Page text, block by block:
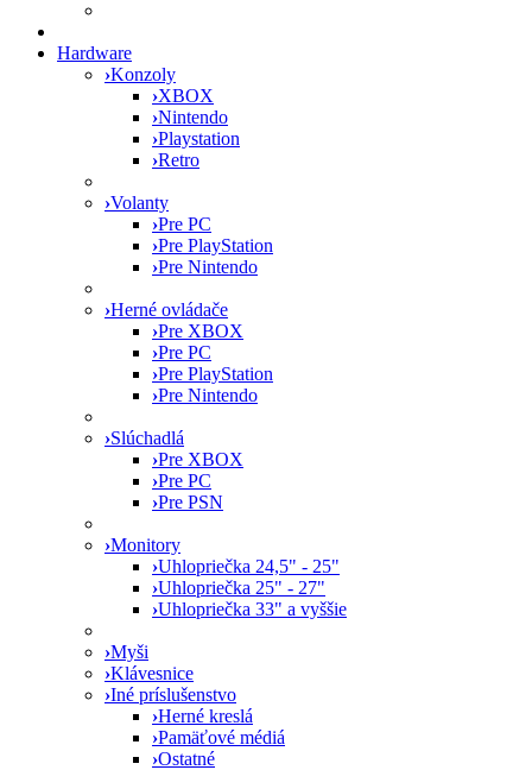
Hardware
›Konzoly
›XBOX
›Nintendo
›Playstation
›Retro
›Volanty
›Pre PC
›Pre PlayStation
›Pre Nintendo
›Herné ovládače
›Pre XBOX
›Pre PC
›Pre PlayStation
›Pre Nintendo
›Slúchadlá
›Pre XBOX
›Pre PC
›Pre PSN
›Monitory
›Uhlopriečka 24,5" - 25"
›Uhlopriečka 25" - 27"
›Uhlopriečka 33" a vyššie
›Myši
›Klávesnice
›Iné príslušenstvo
›Herné kreslá
›Pamäťové médiá
›Ostatné